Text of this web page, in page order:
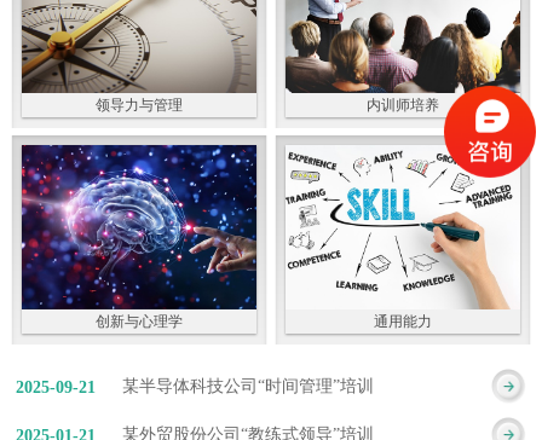
领导力与管理 内训师培养
创新与心理学 通用能力
某半导体科技公司“时间管理”培训
2025-09-21
某外贸股份公司“教练式领导”培训
2025-01-21